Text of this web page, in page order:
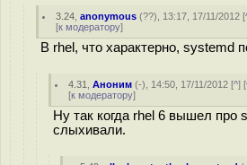
3.24 ,anonymous (??), 13:17, 17/11/2012 [
[к модератору]
В rhel, что характерно, systemd
4.31 ,Аноним (-), 14:50, 17/11/2012 [^] [
[к модератору]
Ну так когда rhel 6 вышел про
слыхивали.